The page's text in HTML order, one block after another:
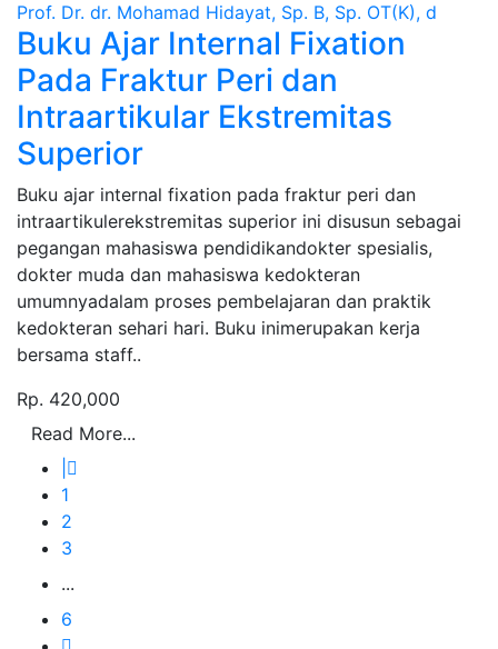
Prof. Dr. dr. Mohamad Hidayat, Sp. B, Sp. OT(K), d
Buku Ajar Internal Fixation
Pada Fraktur Peri dan
Intraartikular Ekstremitas
Superior
Sinopsis :
Buku ajar internal fixation pada fraktur peri dan
intraartikulerekstremitas superior ini disusun sebagai
pegangan mahasiswa pendidikandokter spesialis,
dokter muda dan mahasiswa kedokteran
umumnyadalam proses pembelajaran dan praktik
kedokteran sehari hari. Buku inimerupakan kerja
bersama staff..
Rp. 420,000
Read More...
1
2
3
...
6